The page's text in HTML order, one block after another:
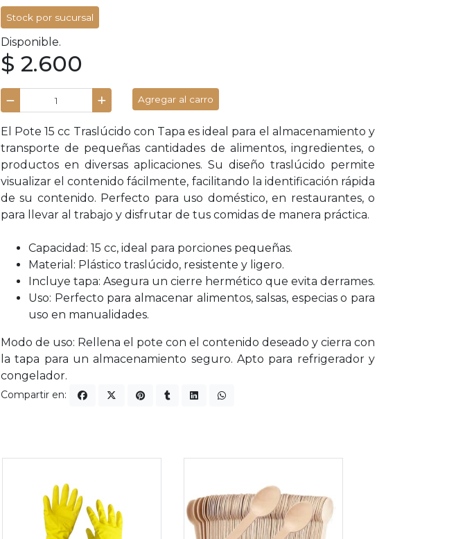
Stock por sucursal
Disponible.
$ 2.600
Agregar al carro
El Pote 15 cc Traslúcido con Tapa es ideal para el almacenamiento y
transporte de pequeñas cantidades de alimentos, ingredientes, o
productos en diversas aplicaciones. Su diseño traslúcido permite
visualizar el contenido fácilmente, facilitando la identificación rápida
de su contenido. Perfecto para uso doméstico, en restaurantes, o
para llevar al trabajo y disfrutar de tus comidas de manera práctica.
Capacidad: 15 cc, ideal para porciones pequeñas.
Material: Plástico traslúcido, resistente y ligero.
Incluye tapa: Asegura un cierre hermético que evita derrames.
Uso: Perfecto para almacenar alimentos, salsas, especias o para
uso en manualidades.
Modo de uso: Rellena el pote con el contenido deseado y cierra con
la tapa para un almacenamiento seguro. Apto para refrigerador y
congelador.
Compartir en: